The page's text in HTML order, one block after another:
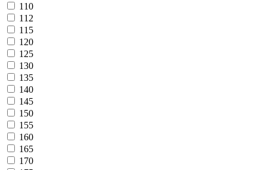
110
112
115
120
125
130
135
140
145
150
155
160
165
170